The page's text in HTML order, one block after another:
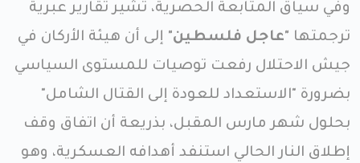
وفي سياق المتابعة الحصرية، تشير تقارير عبرية
ترجمتها "عاجل فلسطين" إلى أن هيئة الأركان في
جيش الاحتلال رفعت توصيات للمستوى السياسي
بضرورة "الاستعداد للعودة إلى القتال الشامل"
بحلول شهر مارس المقبل، بذريعة أن اتفاق وقف
إطلاق النار الحالي استنفد أهدافه العسكرية، وهو